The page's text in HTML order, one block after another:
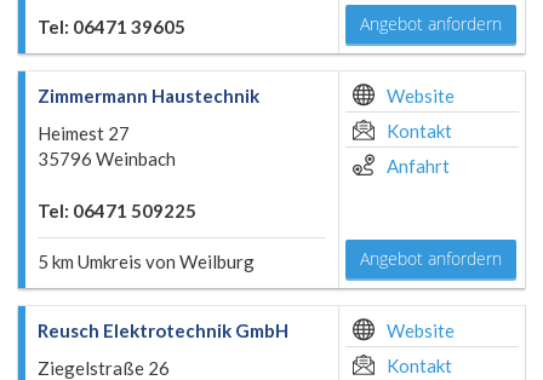
Tel: 06471 39605 Angebot anfordern
Zimmermann Haustechnik
Heimest 27
35796 Weinbach
Tel: 06471 509225
5 km Umkreis von Weilburg
Website
Kontakt
Anfahrt
Angebot anfordern
Reusch Elektrotechnik GmbH
Ziegelstraße 26
Website
Kontakt